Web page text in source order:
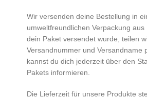
Wir versenden deine Bestellung in
umweltfreundlichen Verpackung aus
dein Paket versendet wurde, teilen
Versandnummer und Versandname
kannst du dich jederzeit über den
Pakets informieren.
Die Lieferzeit für unsere Produkte